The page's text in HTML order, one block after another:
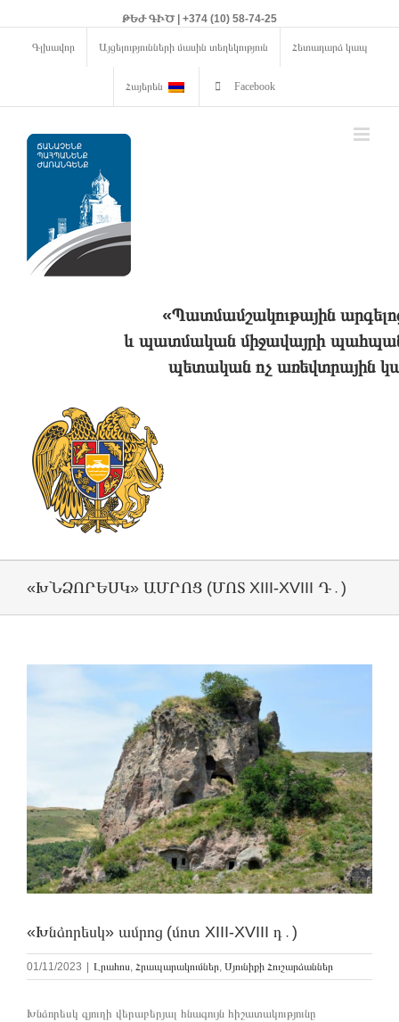
ԹԵԺ ԳԻԾ | +374 (10) 58-74-25
Գլխավոր Այցելությունների մասին տեղեկություն Հետադարձ կապ
Հայերեն Facebook
«Պատմամշակութային
և պատմական միջավայրի
պետական ոչ առեվտրային
«ԽՆՁՈՐԵՍԿ» ԱՄՐՈՑ (ՄՈՏ XIII-XVIII Դ․)
«Խնձորեսկ» ամրոց (մոտ XIII-XVIII դ․)
01/11/2023 | Լրահոս Հրապարակումներ Սյունիքի Հուշարձաններ
Խնձորեսկ գյուղի վերաբերյալ հնագույն հիշատակությունը